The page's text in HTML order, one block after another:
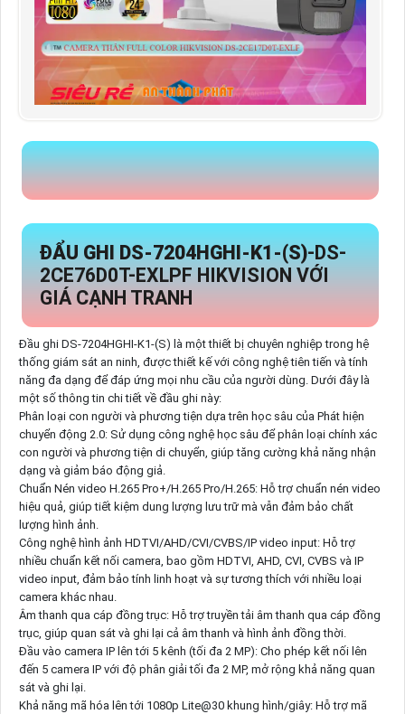
ĐẨU GHI DS-7204HGHI-K1-(S)-DS-
2CE76D0T-EXLPF HIKVISION VỚI
GIÁ CẠNH TRANH
Đầu ghi DS-7204HGHI-K1-(S) là một thiết bị chuyên nghiệp trong hệ
thống giám sát an ninh, được thiết kế với công nghệ tiên tiến và tính
năng đa dạng để đáp ứng mọi nhu cầu của người dùng. Dưới đây là
một số thông tin chi tiết về đầu ghi này:
Phân loại con người và phương tiện dựa trên học sâu của Phát hiện
chuyển động 2.0: Sử dụng công nghệ học sâu để phân loại chính xác
con người và phương tiện di chuyển, giúp tăng cường khả năng nhận
dạng và giảm báo động giả.
Chuẩn Nén video H.265 Pro+/H.265 Pro/H.265: Hỗ trợ chuẩn nén video
hiệu quả, giúp tiết kiệm dung lượng lưu trữ mà vẫn đảm bảo chất
lượng hình ảnh.
Công nghệ hình ảnh HDTVI/AHD/CVI/CVBS/IP video input: Hỗ trợ
nhiều chuẩn kết nối camera, bao gồm HDTVI, AHD, CVI, CVBS và IP
video input, đảm bảo tính linh hoạt và sự tương thích với nhiều loại
camera khác nhau.
Âm thanh qua cáp đồng trục: Hỗ trợ truyền tải âm thanh qua cáp đồng
trục, giúp quan sát và ghi lại cả âm thanh và hình ảnh đồng thời.
Đầu vào camera IP lên tới 5 kênh (tối đa 2 MP): Cho phép kết nối lên
đến 5 camera IP với độ phân giải tối đa 2 MP, mở rộng khả năng quan
sát và ghi lại.
Khả năng mã hóa lên tới 1080p Lite@30 khung hình/giây: Hỗ trợ mã